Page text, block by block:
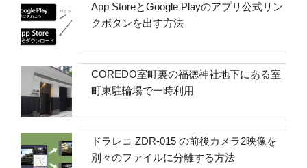
App StoreとGoogle Playのアプリ公式リン
クボタンを出す方法
COREDO室町裏の福徳神社地下にある室
町東駐輪場で一時利用
ドラレコ ZDR-015 の前後カメラ2映像を
別々のファイルに分離する方法